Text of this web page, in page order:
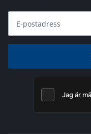
E-postadress